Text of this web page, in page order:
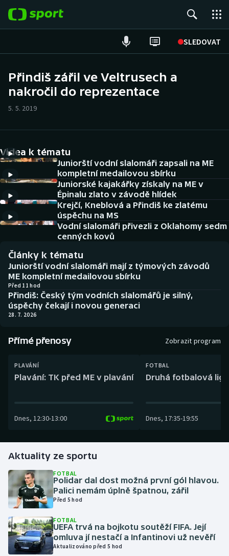
SLEDOVAT
Hokej
Cyklistika
DALŠÍ SPORTY
Americký fotbal
Baseball a softbal
Basketbal
Biatlon
Boby a skeleton
Box
Curling
Golf
Gymnastika
Házená
Jezdectví
NEPŘEHLÉDNĚTE
Historické návraty
Aplikace ČT sport
AZ kvíz
Přindiš zářil ve Veltrusech a
nakročil do reprezentace
5. 5. 2019
Videa k tématu
Juniorští vodní slalomáři zapsali na ME
kompletní medailovou sbírku
Juniorské kajakářky získaly na ME v
Épinalu zlato v závodě hlídek
Krejčí, Kneblová a Přindiš ke zlatému
úspěchu na MS
Vodní slalomáři přivezli z Oklahomy sedm
cenných kovů
Články k tématu
Juniorští vodní slalomáři mají z týmových závodů
ME kompletní medailovou sbírku
Před 11 hod
Přindiš: Český tým vodních slalomářů je silný,
úspěchy čekají i novou generaci
28. 7. 2026
Přímé přenosy Zobrazit program
PLAVÁNÍ
Plavání: TK před ME v plavání
Dnes, 12:30-13:00
FOTBAL
Druhá fotbalová
Dnes, 17:35-19:55
Aktuality ze sportu
FOTBAL
Polidar dal dost možná první gól hlavou.
Palici nemám úplně špatnou, zářil
Před 5 hod
FOTBAL
UEFA trvá na bojkotu soutěží FIFA. Její
omluva jí nestačí a Infantinovi už nevěří
Aktualizováno před 5 hod